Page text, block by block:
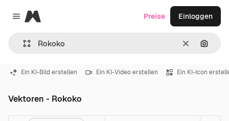
Close menu
Magnific
LöschenNach
Preise Einloggen
Ein KI-Bild erstellen Ein KI-Video erstellen Ein KI-Icon
Vektoren - Rokoko